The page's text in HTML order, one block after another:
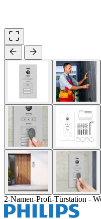
2-Namen-Profi-Türstation -